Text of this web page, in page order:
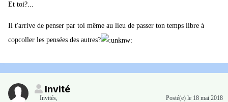
Et toi?...
Il t'arrive de penser par toi même au lieu de passer ton temps libre à
copcoller les pensées des autres?
Invité
Invités, Posté(e) le 18 mai 2018